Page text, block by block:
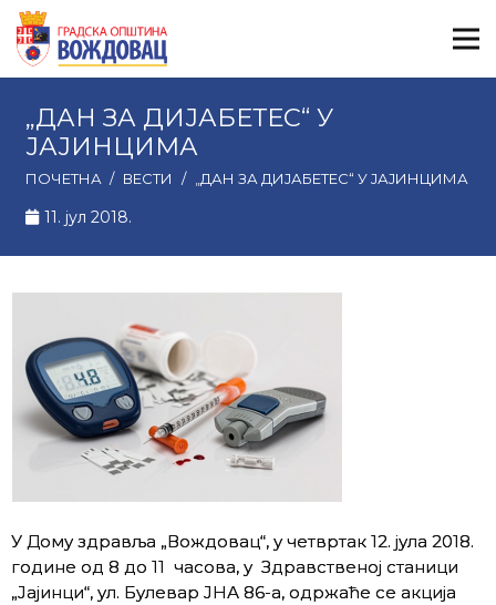
„ДАН ЗА ДИЈАБЕТЕС“ У
ЈАЈИНЦИМА
ПОЧЕТНА / ВЕСТИ / „ДАН ЗА ДИЈАБЕТЕС“ У ЈАЈИНЦИМА
11. јул 2018.
У Дому здравља „Вождовац“, у четвртак 12. јула 2018.
године од 8 до 11 часова, у Здравственој станици
„Јајинци“, ул. Булевар ЈНА 86-а, одржаће се акција